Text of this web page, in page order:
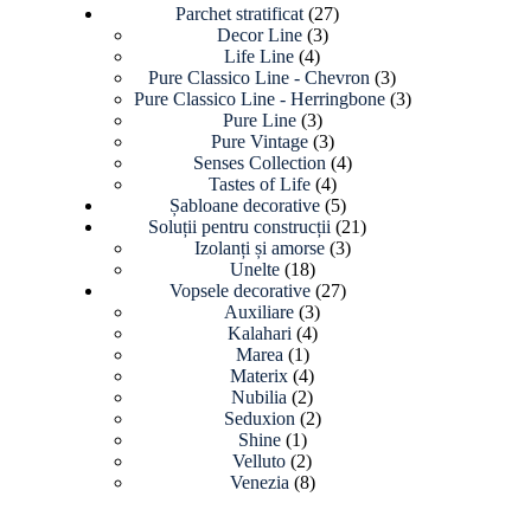
Parchet stratificat 2727
Decor Line 33
Life Line 44
produse
Pure Classico Line - Chevron 33
produse
Pure Classico Line - Herringbone 33
Pure Line 33
produse
Pure Vintage 33
produse
Senses Collection 44
Tastes of Life 44
produse
Șabloane decorative 55
produse
Soluții pentru construcții 2121
Izolanți și amorse 33
Unelte 1818
produse
Vopsele decorative 2727
Auxiliare 33
produse
Kalahari 44
Marea 11
produs
Materix 44
produse
Nubilia 22
produse
Seduxion 22
Shine 11
produs
Velluto 22
produse
Venezia 88